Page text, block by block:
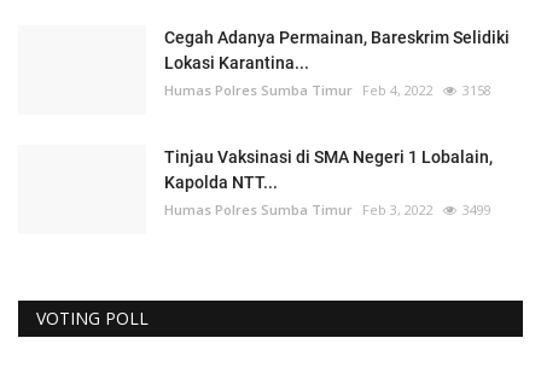
Cegah Adanya Permainan, Bareskrim Selidiki
Lokasi Karantina...
Humas Polres Sumba Timur Feb 4, 2022 3158
Tinjau Vaksinasi di SMA Negeri 1 Lobalain,
Kapolda NTT...
Humas Polres Sumba Timur Feb 3, 2022 3499
VOTING POLL